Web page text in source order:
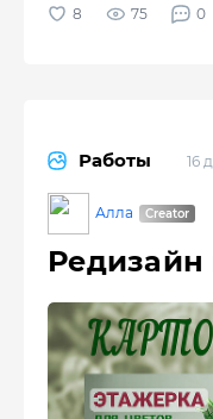
75 0
Работы 16
Алла
Редизайн